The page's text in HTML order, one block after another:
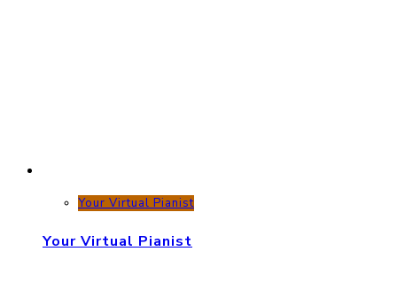
Your Virtual Pianist
Your Virtual Pianist